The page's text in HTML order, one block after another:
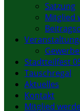
Satzung
Mitglied
Stadtteilfest
Tauschregal
Aktuelles
Kontakt
Mitglied